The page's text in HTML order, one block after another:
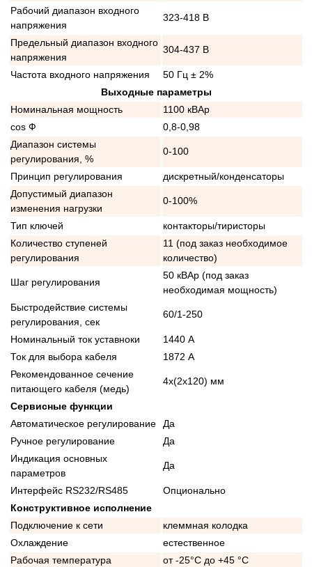
Рабочий диапазон входного
напряжения
323-418 В
Предельный диапазон входного
напряжения
304-437 В
Частота входного напряжения
50 Гц ± 2%
Выходные параметры
Номинальная мощность
1100 кВАр
cos Ф
0,8-0,98
Диапазон системы
регулирования, %
0-100
Принцип регулирования
дискретный/конденсаторы
Допустимый диапазон
изменения нагрузки
0-100%
Тип ключей
контакторы/тиристоры
Количество ступеней
регулирования
11 (под заказ необходимое
количество)
Шаг регулирования
50 кВАр (под заказ
необходимая мощность)
Быстродействие системы
регулирования, сек
60/1-250
Номинальный ток уставноки
1440 А
Ток для выбора кабеля
1872 А
Рекомендованное сечение
питающего кабеля (медь)
4x(2x120) мм
Сервисные функции
Автоматическое регулирование
Да
Ручное регулирование
Да
Индикация основных
параметров
Да
Интерфейс RS232/RS485
Опционально
Конструктивное исполнение
Подключение к сети
клеммная колодка
Охлаждение
естественное
Рабочая температура
от -25°C до +45 °C